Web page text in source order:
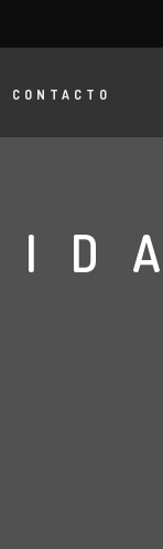
CONTACTO